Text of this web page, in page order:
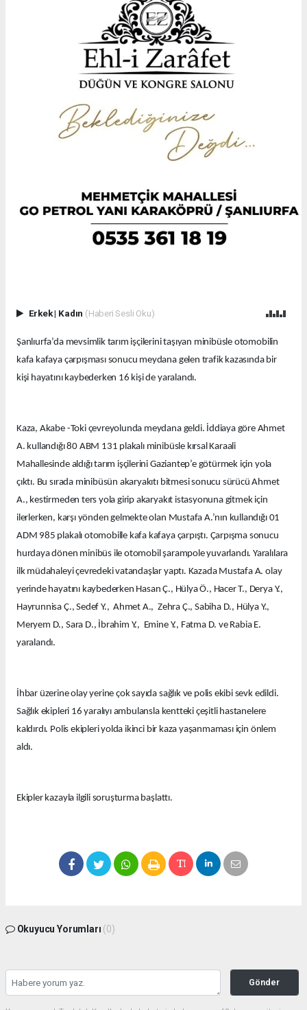
Erkek| Kadın (Haberi Sesli Oku)
Şanlıurfa’da mevsimlik tarım işçilerini taşıyan minibüsle otomobilin
kafa kafaya çarpışması sonucu meydana gelen trafik kazasında bir
kişi hayatını kaybederken 16 kişi de yaralandı.
Kaza, Akabe -Toki çevreyolunda meydana geldi. İddiaya göre Ahmet
A. kullandığı 80 ABM 131 plakalı minibüsle kırsal Karaali
Mahallesinde aldığı tarım işçilerini Gaziantep’e götürmek için yola
çıktı. Bu sırada minibüsün akaryakıtı bitmesi sonucu sürücü Ahmet
A., kestirmeden ters yola girip akaryakıt istasyonuna gitmek için
ilerlerken, karşı yönden gelmekte olan Mustafa A.’nın kullandığı 01
ADM 985 plakalı otomobille kafa kafaya çarpıştı. Çarpışma sonucu
hurdaya dönen minibüs ile otomobil şarampole yuvarlandı. Yaralılara
ilk müdahaleyi çevredeki vatandaşlar yaptı. Kazada Mustafa A. olay
yerinde hayatını kaybederken Hasan Ç., Hülya Ö., Hacer T., Derya Y.,
Hayrunnisa Ç., Sedef Y., Ahmet A., Zehra Ç., Sabiha D., Hülya Y.,
Meryem D., Sara D., İbrahim Y., Emine Y., Fatma D. ve Rabia E.
yaralandı.
İhbar üzerine olay yerine çok sayıda sağlık ve polis ekibi sevk edildi.
Sağlık ekipleri 16 yaralıyı ambulansla kentteki çeşitli hastanelere
kaldırdı. Polis ekipleri yolda ikinci bir kaza yaşanmaması için önlem
aldı.
Ekipler kazayla ilgili soruşturma başlattı.
Okuyucu Yorumları (0)
Gönder